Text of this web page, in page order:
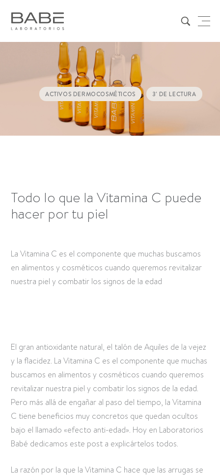
ACTIVOS DERMOCOSMÉTICOS 3' DE LECTURA
Todo lo que la Vitamina C puede
hacer por tu piel
La Vitamina C es el componente que muchas buscamos
en alimentos y cosméticos cuando queremos revitalizar
nuestra piel y combatir los signos de la edad
El gran antioxidante natural, el talón de Aquiles de la vejez
y la flacidez. La Vitamina C es el componente que muchas
buscamos en alimentos y cosméticos cuando queremos
revitalizar nuestra piel y combatir los signos de la edad.
Pero más allá de engañar al paso del tiempo, la Vitamina
C tiene beneficios muy concretos que quedan ocultos
bajo el llamado «efecto anti-edad». Hoy en Laboratorios
Babé dedicamos este post a explicártelos todos.
La razón por la que la Vitamina C hace que las arrugas se